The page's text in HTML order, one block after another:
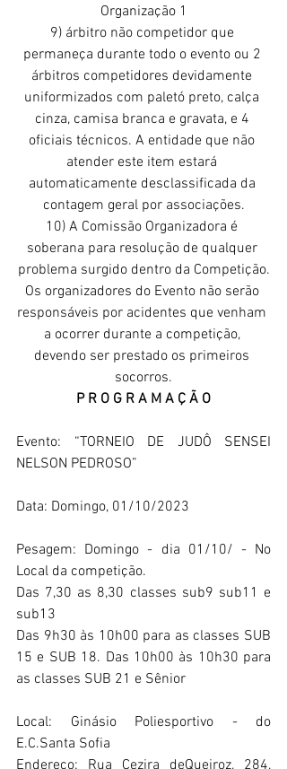
Organização 1
9) árbitro não competidor que
permaneça durante todo o evento ou 2
árbitros competidores devidamente
uniformizados com paletó preto, calça
cinza, camisa branca e gravata, e 4
oficiais técnicos. A entidade que não
atender este item estará
automaticamente desclassificada da
contagem geral por associações.
10) A Comissão Organizadora é
soberana para resolução de qualquer
problema surgido dentro da Competição.
Os organizadores do Evento não serão
responsáveis por acidentes que venham
a ocorrer durante a competição,
devendo ser prestado os primeiros
socorros.
P R O G R A M A Ç Ã O
Evento: “TORNEIO DE JUDÔ SENSEI
NELSON PEDROSO”
Data: Domingo, 01/10/2023
Pesagem: Domingo - dia 01/10/ - No
Local da competição.
Das 7,30 as 8,30 classes sub9 sub11 e
sub13
Das 9h30 às 10h00 para as classes SUB
15 e SUB 18. Das 10h00 às 10h30 para
as classes SUB 21 e Sênior
Local: Ginásio Poliesportivo - do
E.C.Santa Sofia
Endereço: Rua Cezira deQueiroz, 284,